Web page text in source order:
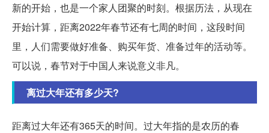
新的开始，也是一个家人团聚的时刻。根据历法，从现在
开始计算，距离2022年春节还有七周的时间，这段时间
里，人们需要做好准备、购买年货、准备过年的活动等。
可以说，春节对于中国人来说意义非凡。
离过大年还有多少天?
距离过大年还有365天的时间。过大年指的是农历的春